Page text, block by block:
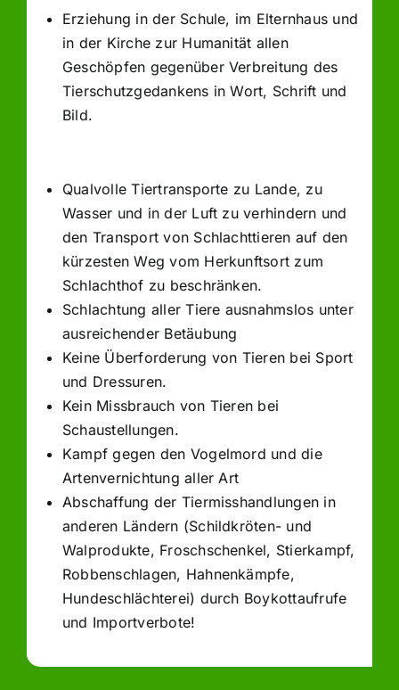
Erziehung in der Schule, im Elternhaus und
in der Kirche zur Humanität allen
Geschöpfen gegenüber Verbreitung des
Tierschutzgedankens in Wort, Schrift und
Bild.
Qualvolle Tiertransporte zu Lande, zu
Wasser und in der Luft zu verhindern und
den Transport von Schlachttieren auf den
kürzesten Weg vom Herkunftsort zum
Schlachthof zu beschränken.
Schlachtung aller Tiere ausnahmslos unter
ausreichender Betäubung
Keine Überforderung von Tieren bei Sport
und Dressuren.
Kein Missbrauch von Tieren bei
Schaustellungen.
Kampf gegen den Vogelmord und die
Artenvernichtung aller Art
Abschaffung der Tiermisshandlungen in
anderen Ländern (Schildkröten- und
Walprodukte, Froschschenkel, Stierkampf,
Robbenschlagen, Hahnenkämpfe,
Hundeschlächterei) durch Boykottaufrufe
und Importverbote!